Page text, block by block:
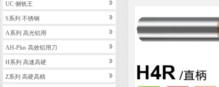
UC 侧铣王
S系列 不锈钢
A系列 高光铝用
AH-Plus 高效铝用刀
H系列 高速高硬
Z系列 高硬高精